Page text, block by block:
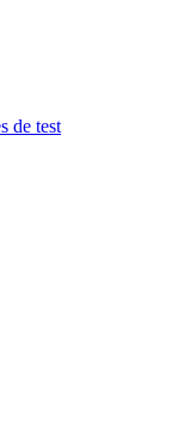
de test